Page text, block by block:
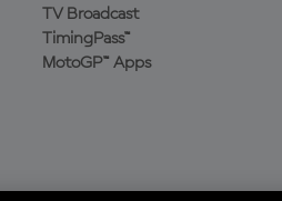
TV Broadcast
TimingPass™
MotoGP™ Apps